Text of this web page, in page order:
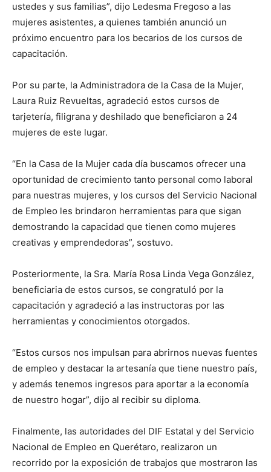
ustedes y sus familias”, dijo Ledesma Fregoso a las
mujeres asistentes, a quienes también anunció un
próximo encuentro para los becarios de los cursos de
capacitación.
Por su parte, la Administradora de la Casa de la Mujer,
Laura Ruiz Revueltas, agradeció estos cursos de
tarjetería, filigrana y deshilado que beneficiaron a 24
mujeres de este lugar.
“En la Casa de la Mujer cada día buscamos ofrecer una
oportunidad de crecimiento tanto personal como laboral
para nuestras mujeres, y los cursos del Servicio Nacional
de Empleo les brindaron herramientas para que sigan
demostrando la capacidad que tienen como mujeres
creativas y emprendedoras”, sostuvo.
Posteriormente, la Sra. María Rosa Linda Vega González,
beneficiaria de estos cursos, se congratuló por la
capacitación y agradeció a las instructoras por las
herramientas y conocimientos otorgados.
“Estos cursos nos impulsan para abrirnos nuevas fuentes
de empleo y destacar la artesanía que tiene nuestro país,
y además tenemos ingresos para aportar a la economía
de nuestro hogar”, dijo al recibir su diploma.
Finalmente, las autoridades del DIF Estatal y del Servicio
Nacional de Empleo en Querétaro, realizaron un
recorrido por la exposición de trabajos que mostraron las